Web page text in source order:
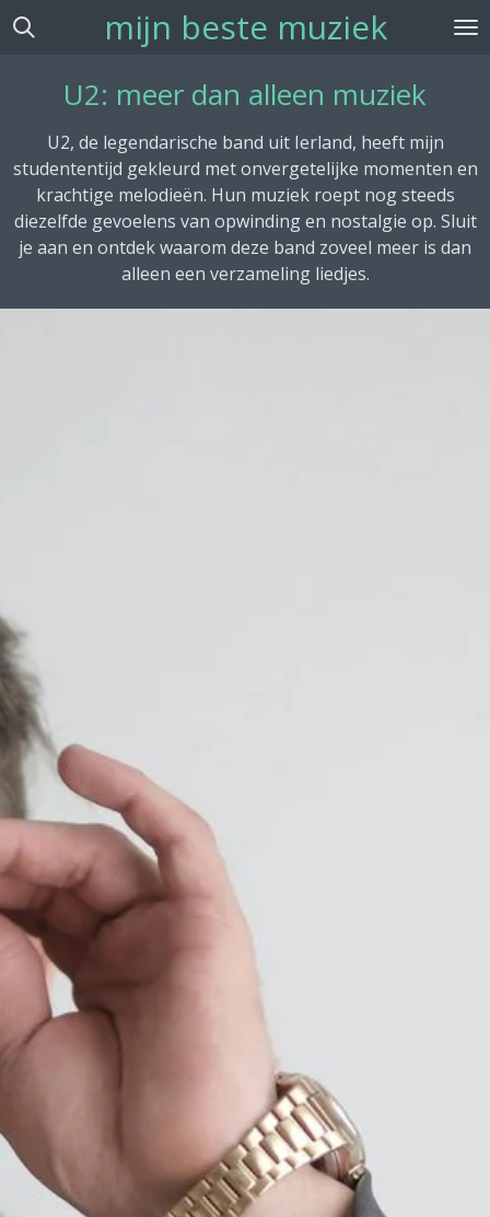
Ga
mijn beste muziek
U2: meer dan alleen muziek
U2, de legendarische band uit Ierland, heeft mijn
studententijd gekleurd met onvergetelijke momenten en
krachtige melodieën. Hun muziek roept nog steeds
diezelfde gevoelens van opwinding en nostalgie op. Sluit
je aan en ontdek waarom deze band zoveel meer is dan
alleen een verzameling liedjes.